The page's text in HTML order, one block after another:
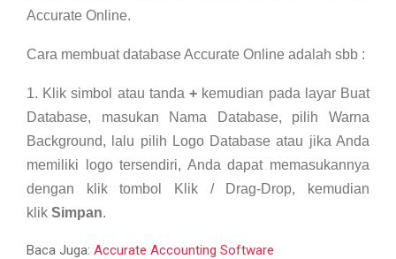
Accurate Online.
Cara membuat database Accurate Online adalah sbb :
1. Klik simbol atau tanda+ kemudian pada layar Buat
Database, masukan Nama Database, pilih Warna
Background, lalu pilih Logo Database atau jika Anda
memiliki logo tersendiri, Anda dapat memasukannya
dengan klik tombol Klik / Drag-Drop, kemudian
klik Simpan.
Baca Juga: Accurate Accounting Software